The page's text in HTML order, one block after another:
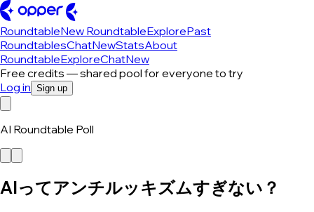
RoundtableNew RoundtableExplorePast
RoundtablesChatNewStatsAbout
RoundtableExploreChatNew
Free credits — shared pool for everyone to try
Log in Sign up
AI Roundtable Poll
AIってアンチルッキズムすぎない？